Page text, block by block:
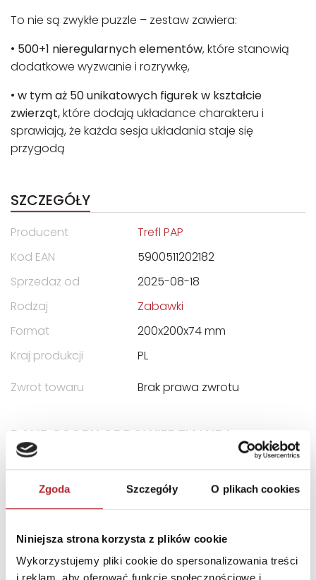
Zgoda Szczegóły O plikach cookies
Niniejsza strona korzysta z plików cookie
Wykorzystujemy pliki cookie do spersonalizowania treści
To nie są zwykłe puzzle – zestaw zawiera:
• 500+1 nieregularnych elementów, które stanowią
dodatkowe wyzwanie i rozrywkę,
• w tym aż 50 unikatowych figurek w kształcie
zwierząt,które dodają układance charakteru i
sprawiają, że każda sesja układania staje się
przygodą
SZCZEGÓŁY
Producent
Trefl PAP
Kod EAN
5900511202182
Sprzedaż od
2025-08-18
Rodzaj
Zabawki
Format
200x200x74 mm
Kraj produkcji
PL
Zwrot towaru
Brak prawa zwrotu
DANE OSOBY ODPOWIEDZIALNEJ
Nazwa
TREFL S.A.
ul. Kontenerowa 25
Miasto
Gdynia
E-mail
trefl@trefl.com